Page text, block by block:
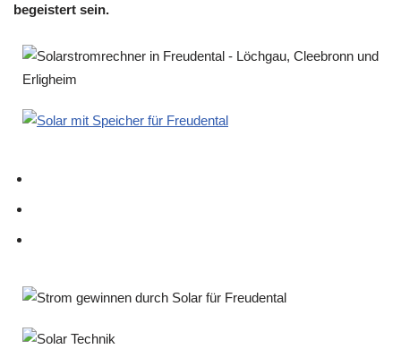
begeistert sein.